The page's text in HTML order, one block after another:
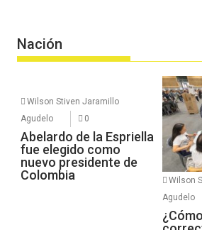
Nación
Wilson Stiven Jaramillo
Agudelo
0
Abelardo de la Espriella
fue elegido como
nuevo presidente de
Colombia
Wilson
Agudelo